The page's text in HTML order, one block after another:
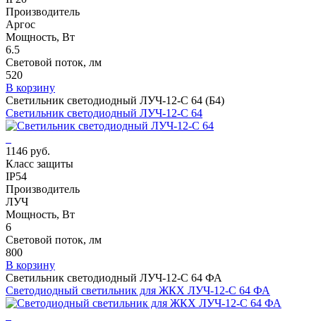
Производитель
Аргос
Мощность, Вт
6.5
Световой поток, лм
520
В корзину
Светильник светодиодный ЛУЧ-12-С 64 (Б4)
Светильник светодиодный ЛУЧ-12-С 64
1146 руб.
Класс защиты
IP54
Производитель
ЛУЧ
Мощность, Вт
6
Световой поток, лм
800
В корзину
Светильник светодиодный ЛУЧ-12-С 64 ФА
Светодиодный светильник для ЖКХ ЛУЧ-12-С 64 ФА